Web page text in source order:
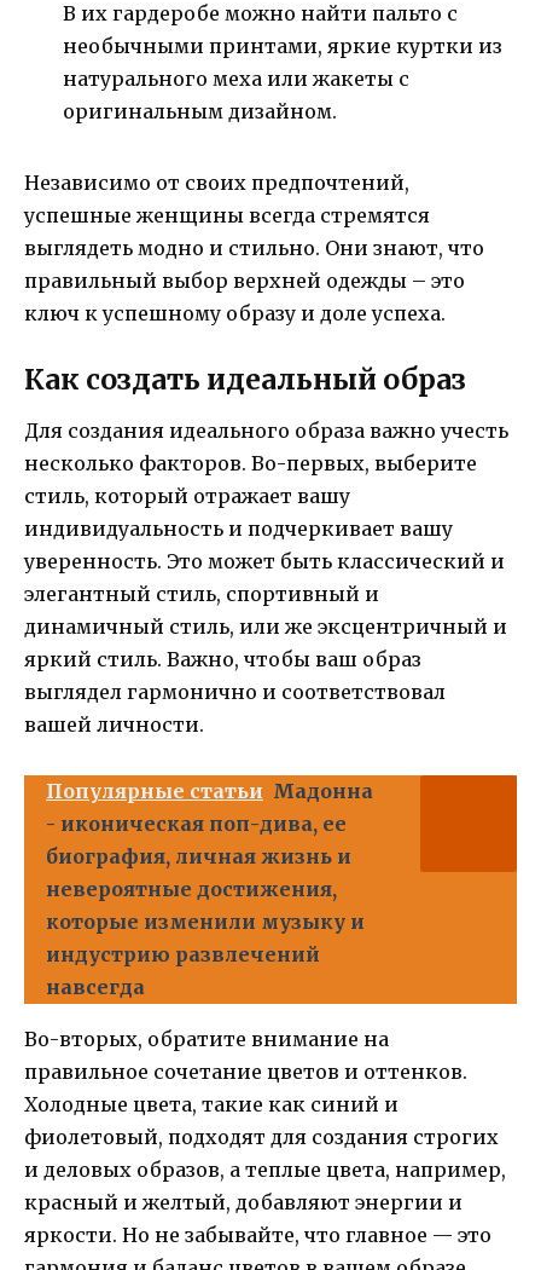
В их гардеробе можно найти пальто с
необычными принтами, яркие куртки из
натурального меха или жакеты с
оригинальным дизайном.
Независимо от своих предпочтений,
успешные женщины всегда стремятся
выглядеть модно и стильно. Они знают, что
правильный выбор верхней одежды – это
ключ к успешному образу и доле успеха.
Как создать идеальный образ
Для создания идеального образа важно учесть
несколько факторов. Во-первых, выберите
стиль, который отражает вашу
индивидуальность и подчеркивает вашу
уверенность. Это может быть классический и
элегантный стиль, спортивный и
динамичный стиль, или же эксцентричный и
яркий стиль. Важно, чтобы ваш образ
выглядел гармонично и соответствовал
вашей личности.
Популярные статьи Мадонна
- иконическая поп-дива, ее
биография, личная жизнь и
невероятные достижения,
которые изменили музыку и
индустрию развлечений
навсегда
Во-вторых, обратите внимание на
правильное сочетание цветов и оттенков.
Холодные цвета, такие как синий и
фиолетовый, подходят для создания строгих
и деловых образов, а теплые цвета, например,
красный и желтый, добавляют энергии и
яркости. Но не забывайте, что главное — это